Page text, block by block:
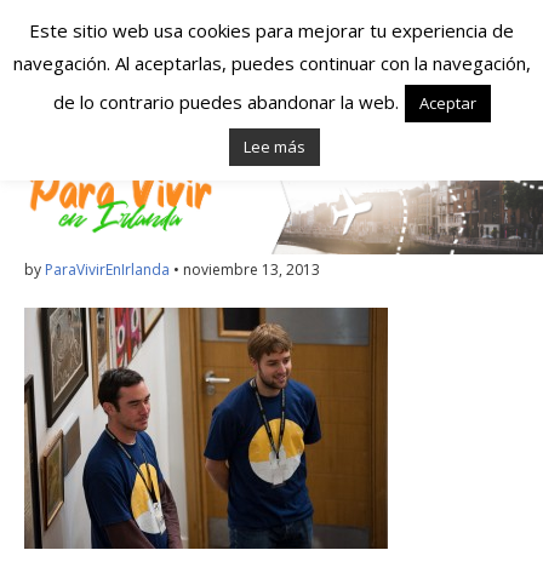
Españoles en
Irlanda – Vivir en
Irlanda – Trabajo
en Irlanda –
Alojamiento en
Irlanda
Blog dedicado a los que viven, estudian y trabajan en
Irlanda!
by ParaVivirEnIrlanda • noviembre 13, 2013
Este sitio web usa cookies para mejorar tu experiencia de
navegación. Al aceptarlas, puedes continuar con la navegación,
de lo contrario puedes abandonar la web.
Aceptar
Lee más